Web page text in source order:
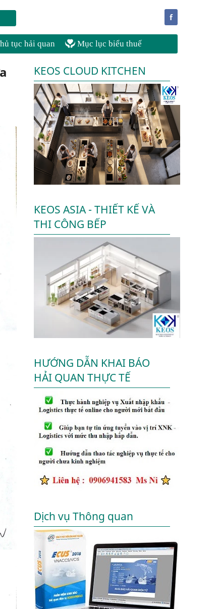
f
tục hải quan Mục lục biểu thuế
KEOS CLOUD KITCHEN
KEOS ASIA - THIẾT KẾ VÀ
THI CÔNG BẾP
HƯỚNG DẪN KHAI BÁO
HẢI QUAN THỰC TẾ
Dịch vụ Thông quan